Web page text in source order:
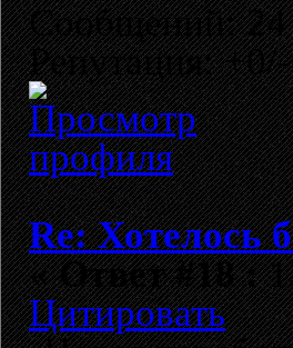
Сообщений: 24
Репутация:
Re: Хотелось
«Ответ #18 :
Цитировать